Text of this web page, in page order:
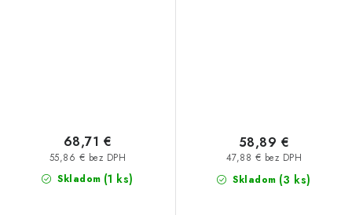
Skladom (1 ks)
55,86 € bez DPH
68,71 €
Skladom (3 ks)
47,88 € bez DPH
58,89 €